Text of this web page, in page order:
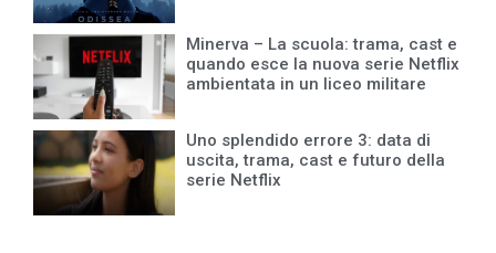
Minerva – La scuola: trama, cast e
quando esce la nuova serie Netflix
ambientata in un liceo militare
Uno splendido errore 3: data di
uscita, trama, cast e futuro della
serie Netflix